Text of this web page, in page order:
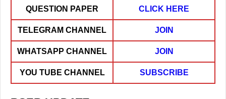
QUESTION PAPER CLICK HERE
TELEGRAM CHANNEL JOIN
WHATSAPP CHANNEL JOIN
YOU TUBE CHANNEL SUBSCRIBE